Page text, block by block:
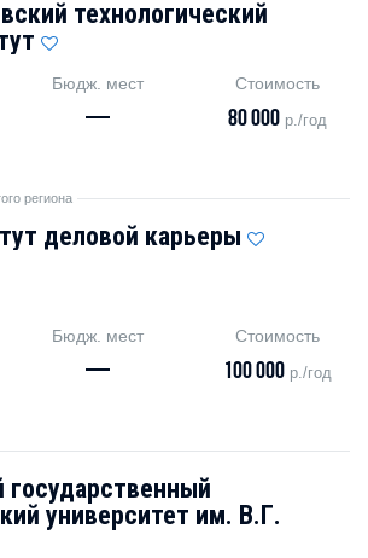
технологический
Бюдж. мест
—
Стоимость
80 000 р./год
региона
деловой карьеры
Бюдж. мест
—
Стоимость
100 000 р./год
государственный
университет им. В.Г.